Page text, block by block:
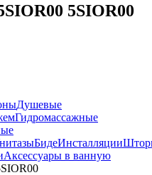
5SIOR00
Душевые
Гидромассажные
БидеИнсталляции
Аксессуары в ванную